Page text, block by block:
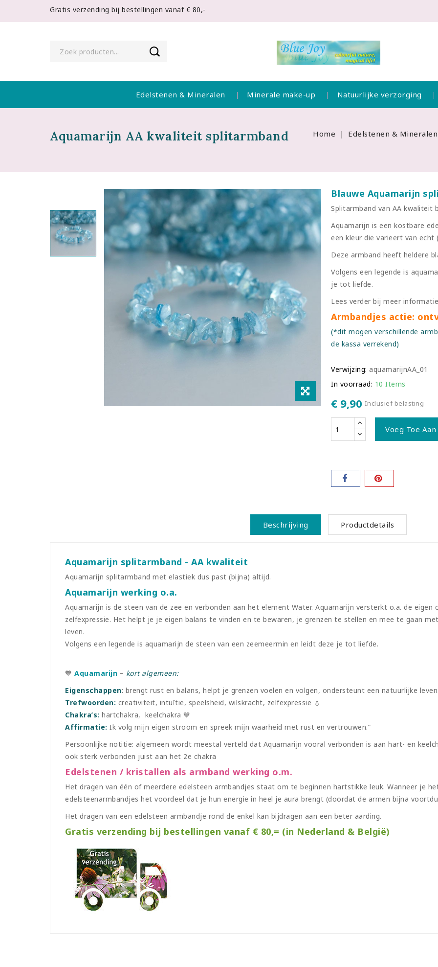
Gratis verzending bij bestellingen vanaf € 80,-
Edelstenen & Mineralen Minerale make-up Natuurlijke verzorging
Aquamarijn AA kwaliteit splitarmband Home Edelstenen & Mineralen
Blauwe Aquamarijn
Splitarmband van AA kwaliteit
Aquamarijn is een kostbare
een kleur die varieert van
Deze armband heeft heldere
Volgens een legende is
je tot liefde.
Lees verder bij meer
Armbandjes actie:
(*dit mogen verschillende
de kassa verrekend)
Verwijzing: aquamarijnAA_01
In voorraad: 10 Items
€ 9,90 Inclusief belasting
Voeg Toe
Beschrijving Productdetails
Aquamarijn splitarmband - AA kwaliteit
Aquamarijn splitarmband met elastiek dus past (bijna) altijd.
Aquamarijn werking o.a.
Aquamarijn is de steen van de zee en verbonden aan het element Water. Aquamarijn versterkt o.a. de
zelfexpressie. Het helpt je je eigen balans te vinden en te bewaren, je grenzen te stellen en mee te gaan
leven.
Volgens een legende is aquamarijn de steen van een zeemeermin en leidt deze je tot liefde.
💙 Aquamarijn – kort algemeen:
Eigenschappen: brengt rust en balans, helpt je grenzen voelen en volgen, ondersteunt een natuurlijke
Trefwoorden: creativiteit, intuïtie, speelsheid, wilskracht, zelfexpressie 💧
Chakra’s: hartchakra, keelchakra 💙
Affirmatie: Ik volg mijn eigen stroom en spreek mijn waarheid met rust en vertrouwen.”
Persoonlijke notitie: algemeen wordt meestal verteld dat Aquamarijn vooral verbonden is aan hart- en
ook sterk verbonden juist aan het 2e chakra
Edelstenen / kristallen als armband werking o.m.
Het dragen van één of meerdere edelsteen armbandjes staat om te beginnen hartstikke leuk. Wanneer je
edelsteenarmbandjes het voordeel dat je hun energie in heel je aura brengt (doordat de armen bijna
Het dragen van een edelsteen armbandje rond de enkel kan bijdragen aan een beter aarding.
Gratis verzending bij bestellingen vanaf € 80,= (in Nederland & België)